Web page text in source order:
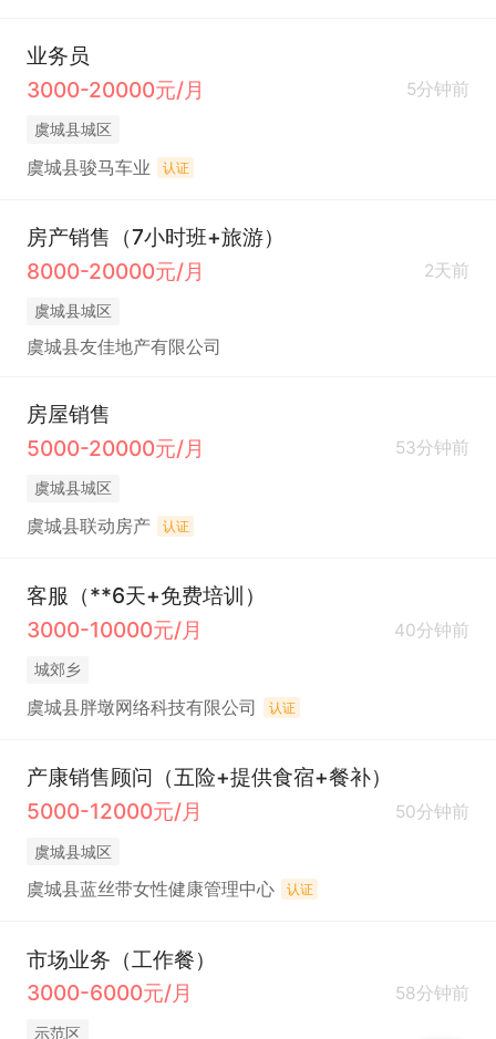
业务员
3000-20000元/月
5分钟前
虞城县城区
虞城县骏马车业 认证
房产销售（7小时班+旅游）
8000-20000元/月
2天前
虞城县城区
虞城县友佳地产有限公司
房屋销售
5000-20000元/月
53分钟前
虞城县城区
虞城县联动房产 认证
客服（**6天+免费培训）
3000-10000元/月
40分钟前
城郊乡
虞城县胖墩网络科技有限公司 认证
产康销售顾问（五险+提供食宿+餐补）
5000-12000元/月
50分钟前
虞城县城区
虞城县蓝丝带女性健康管理中心 认证
市场业务（工作餐）
3000-6000元/月
58分钟前
示范区